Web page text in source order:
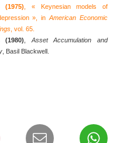
(1975)
, « Keynesian models of
», inAmerican Economic
, vol. 65.
(1980)
Asset Accumulation and
, Basil Blackwell.